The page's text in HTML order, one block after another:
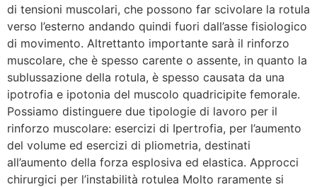
di tensioni muscolari, che possono far scivolare la rotula
verso l’esterno andando quindi fuori dall’asse fisiologico
di movimento. Altrettanto importante sarà il rinforzo
muscolare, che è spesso carente o assente, in quanto la
sublussazione della rotula, è spesso causata da una
ipotrofia e ipotonia del muscolo quadricipite femorale.
Possiamo distinguere due tipologie di lavoro per il
rinforzo muscolare: esercizi di Ipertrofia, per l’aumento
del volume ed esercizi di pliometria, destinati
all’aumento della forza esplosiva ed elastica. Approcci
chirurgici per l’instabilità rotulea Molto raramente si